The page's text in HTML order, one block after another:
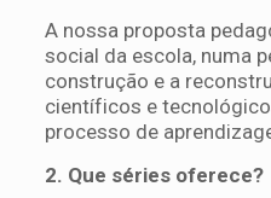
A nossa proposta
social da escola, numa
construção e a
científicos e
processo de
2. Que séries oferece?